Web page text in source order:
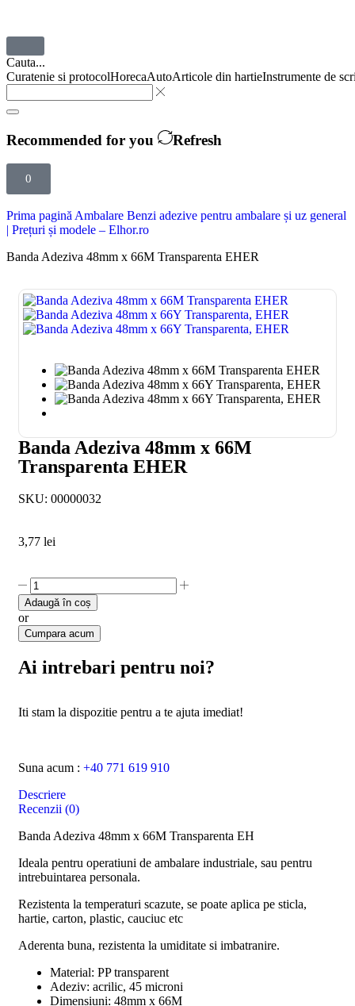
Cauta...
Curatenie si protocolHorecaAutoArticole din hartieInstrumente de
Recommended for you Refresh
0
Prima pagină Ambalare Benzi adezive pentru ambalare și uz general
| Prețuri și modele – Elhor.ro
Banda Adeziva 48mm x 66M Transparenta EHER
Banda Adeziva 48mm x 66M
Transparenta EHER
SKU: 00000032
3,77 lei
Adaugă în coș
or
Cumpara acum
Ai intrebari pentru noi?
Iti stam la dispozitie pentru a te ajuta imediat!
Suna acum : +40 771 619 910
Descriere
Recenzii (0)
Banda Adeziva 48mm x 66M Transparenta EH
Ideala pentru operatiuni de ambalare industriale, sau pentru
intrebuintarea personala.
Rezistenta la temperaturi scazute, se poate aplica pe sticla,
hartie, carton, plastic, cauciuc etc
Aderenta buna, rezistenta la umiditate si imbatranire.
Material: PP transparent
Adeziv: acrilic, 45 microni
Dimensiuni: 48mm x 66M